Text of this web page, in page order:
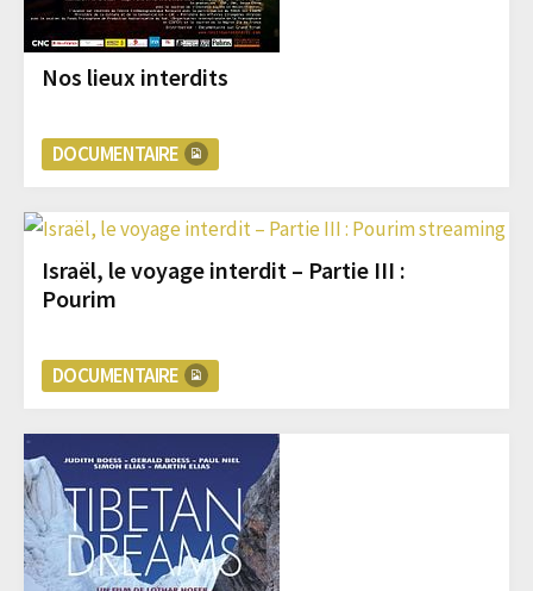
Nos lieux interdits
DOCUMENTAIRE
Israël, le voyage interdit – Partie III :
Pourim
DOCUMENTAIRE